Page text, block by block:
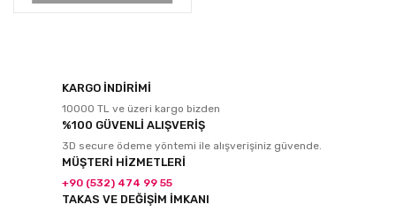
KARGO İNDİRİMİ
10000 TL ve üzeri kargo bizden
%100 GÜVENLİ ALIŞVERİŞ
3D secure ödeme yöntemi ile alışverişiniz güvende.
MÜŞTERİ HİZMETLERİ
+90 (532) 474 99 55
TAKAS VE DEĞİŞİM İMKANI